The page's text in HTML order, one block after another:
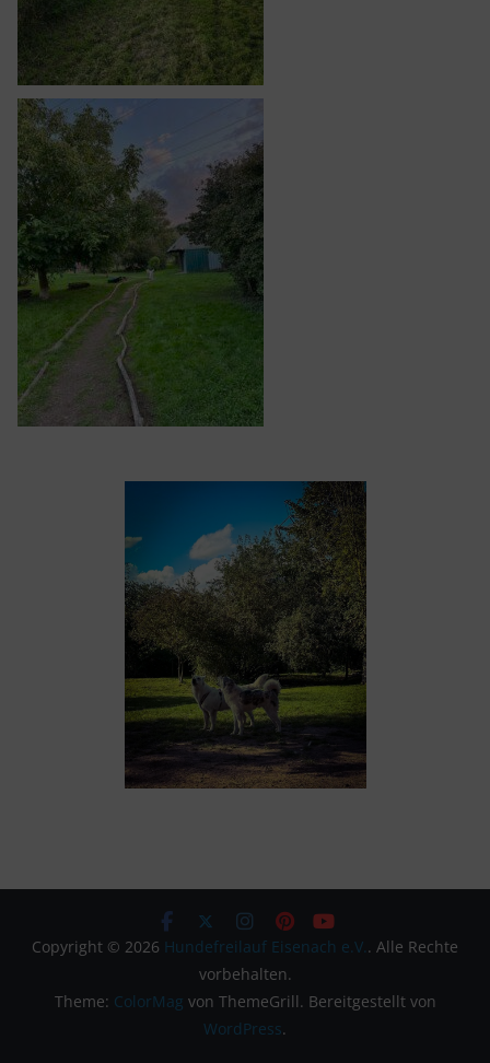
Copyright © 2026 Hundefreilauf Eisenach e.V.. Alle Rechte
vorbehalten.
Theme: ColorMag von ThemeGrill. Bereitgestellt von
WordPress.